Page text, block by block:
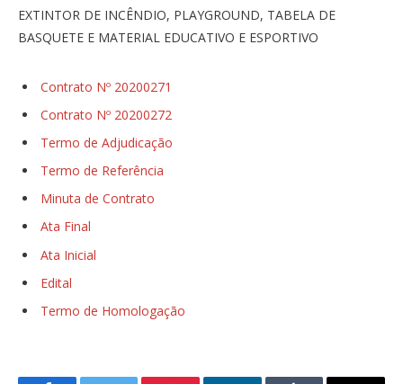
EXTINTOR DE INCÊNDIO, PLAYGROUND, TABELA DE
BASQUETE E MATERIAL EDUCATIVO E ESPORTIVO
Contrato Nº 20200271
Contrato Nº 20200272
Termo de Adjudicação
Termo de Referência
Minuta de Contrato
Ata Final
Ata Inicial
Edital
Termo de Homologação